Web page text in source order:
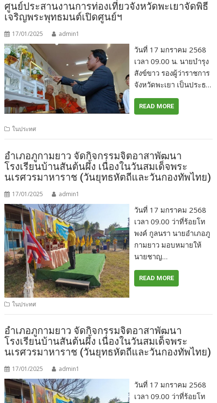
ศูนย์ประสานงานการท่องเที่ยวจังหวัดพะเยาจัดพิธี
เจริญพระพุทธมนต์เปิดศูนย์ฯ
17/01/2025 admin1
วันที่ 17 มกราคม 2568
เวลา 09.00 น. นายบำรุง
สังข์ขาว รองผู้ว่าราชการ
จังหวัดพะเยา เป็นประธ…
READ MORE
ในประทศ
อำเภอภูกามยาว จัดกิจกรรมจิตอาสาพัฒนา
โรงเรียนบ้านสันต้นผึ้ง เนื่องในวันสมเด็จพระ
นเรศวรมาหาราช (วันยุทธหัตถีและวันกองทัพไทย)
17/01/2025 admin1
วันที่ 17 มกราคม 2568
เวลา 09.00 ว่าที่ร้อยโท
พงค์ กูลนรา นายอำเภอภู
กามยาว มอบหมายให้
นายชาญ…
READ MORE
ในประทศ
อำเภอภูกามยาว จัดกิจกรรมจิตอาสาพัฒนา
โรงเรียนบ้านสันต้นผึ้ง เนื่องในวันสมเด็จพระ
นเรศวรมาหาราช (วันยุทธหัตถีและวันกองทัพไทย)
17/01/2025 admin1
วันที่ 17 มกราคม 2568
เวลา 09.00 ว่าที่ร้อยโท